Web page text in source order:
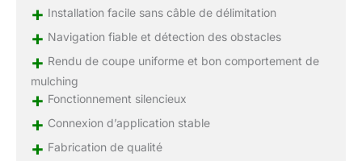
+ Installation facile sans câble de délimitation
+ Navigation fiable et détection des obstacles
+ Rendu de coupe uniforme et bon comportement de
mulching
+ Fonctionnement silencieux
+ Connexion d’application stable
+ Fabrication de qualité